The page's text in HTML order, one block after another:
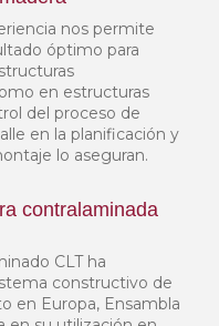
nos permite
óptimo para
en estructuras
del proceso de
en la planificación y
lo aseguran.
contralaminada
CLT ha
constructivo de
en Europa, Ensambla